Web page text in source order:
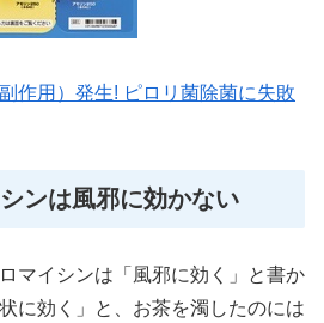
作用）発生! ピロリ菌除菌に失敗
ンは風邪に効かない
マイシンは「風邪に効く」と書か
に効く」と、お茶を濁したのには